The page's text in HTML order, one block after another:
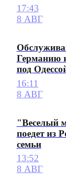
17:43
8 АВГ
Германию
под
16:11
8 АВГ
"Веселый
поедет из
семьи
13:52
8 АВГ